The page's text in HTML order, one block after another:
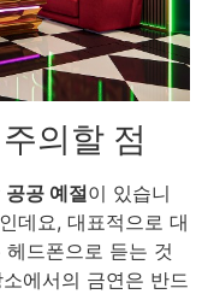
의할 점
공공 예절이 있습니
데요, 대표적으로 대
드폰으로 듣는 것
에서의 금연은 반드